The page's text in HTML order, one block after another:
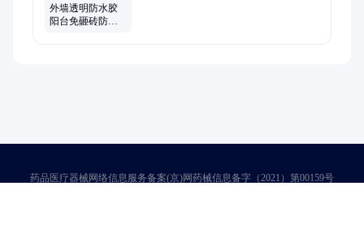
氧玻璃鳞片防腐涂料、氰凝防腐涂料
外墙透明防水胶
阳台免砸砖防水
药品医疗器械网络信息服务备案(京)网药械信息备字（2021）第00159号